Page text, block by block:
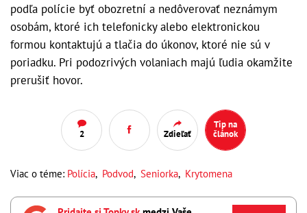
podľa polície byť obozretní a nedôverovať neznámym
osobám, ktoré ich telefonicky alebo elektronickou
formou kontaktujú a tlačia do úkonov, ktoré nie sú v
poriadku. Pri podozrivých volaniach majú ľudia okamžite
prerušiť hovor.
2 Zdieľať
Tip na
článok
Viac o téme: Polícia, Podvod, Seniorka, Krytomena